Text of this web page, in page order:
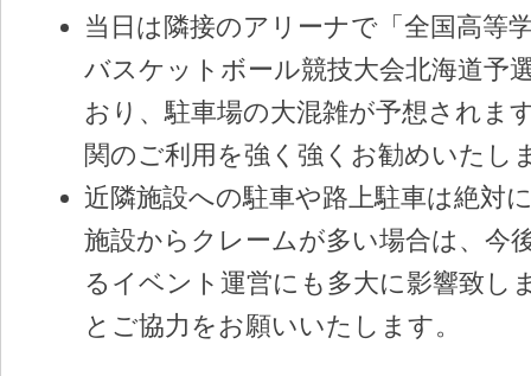
当日は隣接のアリーナで「全国高等
バスケットボール競技大会北海道予
おり、駐車場の大混雑が予想されま
関のご利用を強く強くお勧めいたし
近隣施設への駐車や路上駐車は絶対
施設からクレームが多い場合は、今
るイベント運営にも多大に影響致し
とご協力をお願いいたします。